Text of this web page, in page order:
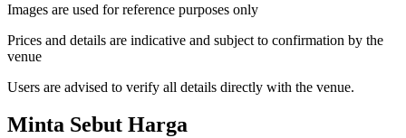
Images are used for reference purposes only
Prices and details are indicative and subject to confirmation by the
venue
Users are advised to verify all details directly with the venue.
Minta Sebut Harga